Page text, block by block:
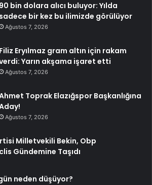
90 bin dolara alıcı buluyor: Yılda
sadece bir kez bu ilimizde görülüyor
Ağustos 7, 2026
Filiz Eryılmaz gram altın için rakam
Yarın akşama işaret etti
Ağustos 7, 2026
Toprak Elazığspor Başkanlığına
Ağustos 7, 2026
Milletvekili Bekin, Obp
Gündemine Taşıdı
neden düşüyor?